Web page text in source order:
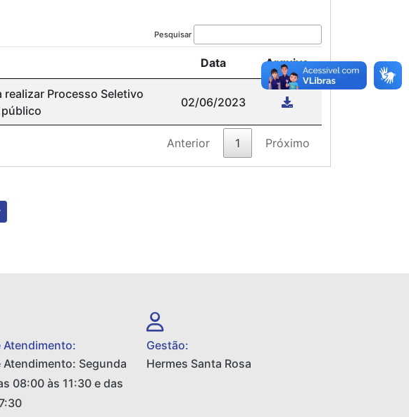
Pesquisar
Data Arquivo
Processo Seletivo
02/06/2023
Anterior 1 Próximo
Atendimento:
Atendimento: Segunda
08:00 às 11:30 e das
Gestão:
Hermes Santa Rosa